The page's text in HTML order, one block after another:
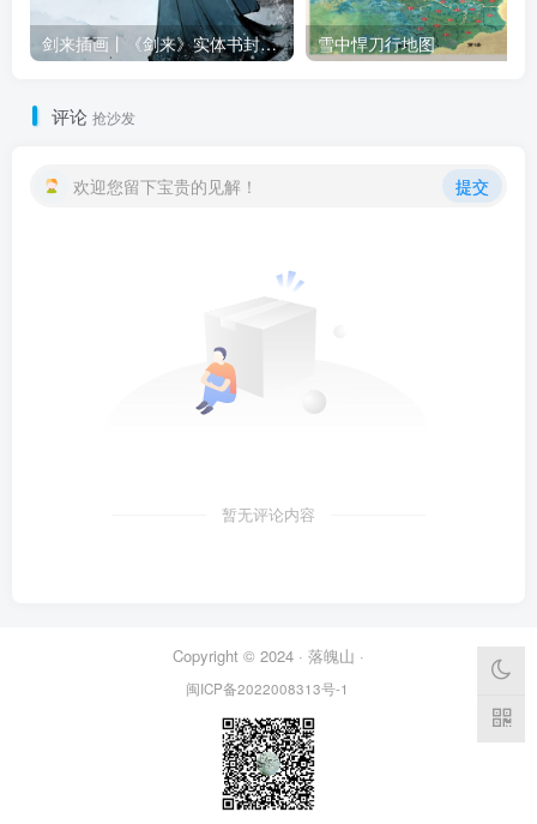
剑来插画丨《剑来》实体书封面插画合集（八辑全） 雪中悍刀行地图
评论 抢沙发
欢迎您留下宝贵的见解！ 提交
暂无评论内容
Copyright © 2024 · 落魄山 ·
闽ICP备2022008313号-1